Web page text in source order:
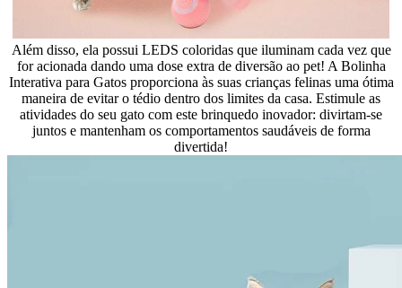
Além disso, ela possui LEDS coloridas que iluminam cada vez que
for acionada dando uma dose extra de diversão ao pet! A Bolinha
Interativa para Gatos proporciona às suas crianças felinas uma ótima
maneira de evitar o tédio dentro dos limites da casa. Estimule as
atividades do seu gato com este brinquedo inovador: divirtam-se
juntos e mantenham os comportamentos saudáveis de forma
divertida!